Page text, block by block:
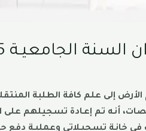
الجامعيـة 2026/2025
إلى علم كافة الطلبة